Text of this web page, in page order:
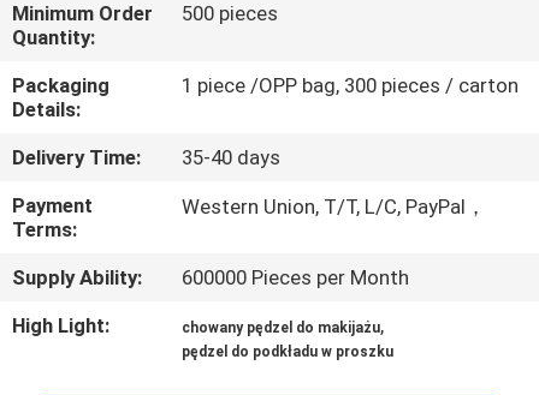
KONTROLA
JAKOŚCI
SITEMAP
PRIVACY
POLICY
Minimum Order
Quantity:
500 pieces
Packaging
Details:
1 piece /OPP bag, 300 pieces / carton
Delivery Time:
35-40 days
Payment
Terms:
Western Union, T/T, L/C, PayPal，
Supply Ability:
600000 Pieces per Month
High Light:
chowany pędzel do makijażu,
pędzel do podkładu w proszku